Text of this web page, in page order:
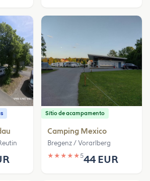
Sítio de acampamento
Camping Mexico
Bregenz / Vorarlberg
★ ★ ★ ★ ★544 EUR